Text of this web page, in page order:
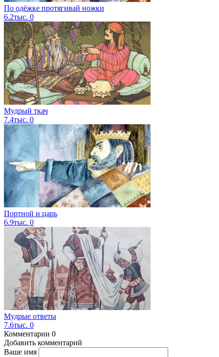
По одёжке протягивай ножки
6.2тыс. 0
Мудрый ткач
7.4тыс. 0
Портной и царь
6.9тыс. 0
Мудрые ответы
7.6тыс. 0
Комментарии 0
Добавить комментарий
Ваше имя